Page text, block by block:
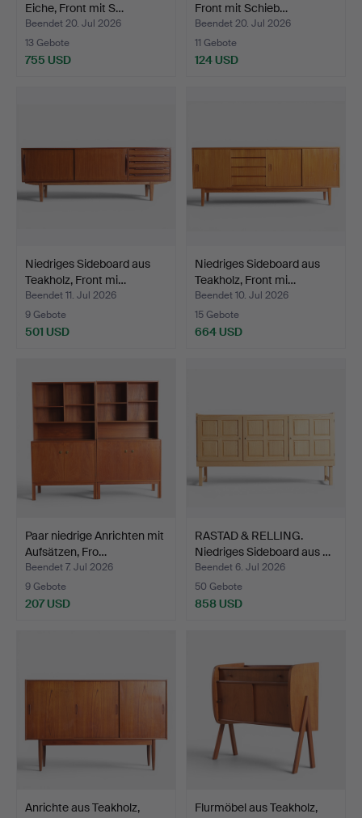
Eiche, Front mit S…
Beendet 20. Jul 2026
13 Gebote
755 USD
Front mit Schieb…
Beendet 20. Jul 2026
11 Gebote
124 USD
Niedriges Sideboard aus
Teakholz, Front mi…
Beendet 11. Jul 2026
9 Gebote
501 USD
Niedriges Sideboard aus
Teakholz, Front mi…
Beendet 10. Jul 2026
15 Gebote
664 USD
Paar niedrige Anrichten mit
Aufsätzen, Fro…
Beendet 7. Jul 2026
9 Gebote
207 USD
RASTAD & RELLING.
Niedriges Sideboard aus …
Beendet 6. Jul 2026
50 Gebote
858 USD
Anrichte aus Teakholz,
Flurmöbel aus Teakholz,